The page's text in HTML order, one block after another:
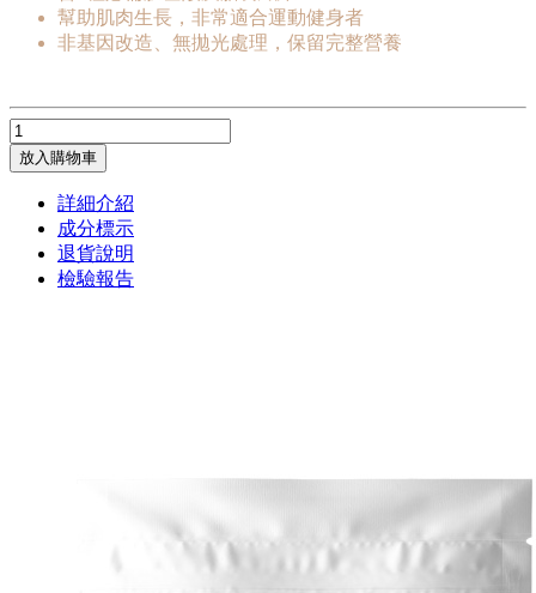
幫助肌肉生長，非常適合運動健身者
非基因改造、無拋光處理，保留完整營養
放入購物車
詳細介紹
成分標示
退貨說明
檢驗報告